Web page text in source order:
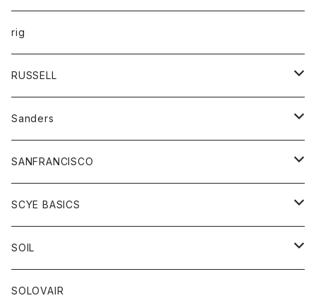
ニット
ベスト
コート
ボトム
ワンピース
キッズ
オーバーオール
ボトム
ペインターパンツ
トップス
Tシャツ
グッズ
帽子
rig
RUSSELL
アウター
コート
パーカー
スカート
Tシャツ
トップス
Tシャツ
ボトム
Sanders
グッズ
靴
SANFRANCISCO
アウター
カーディガン
コート
グッズ
ネクタイ
アクセサリー
SCYE BASICS
ボトム
ジーンズ
トップス
SOIL
靴
SOLOVAIR